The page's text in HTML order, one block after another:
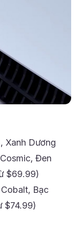
Xanh Dương
Đen
$69.99)
Bạc
$74.99)